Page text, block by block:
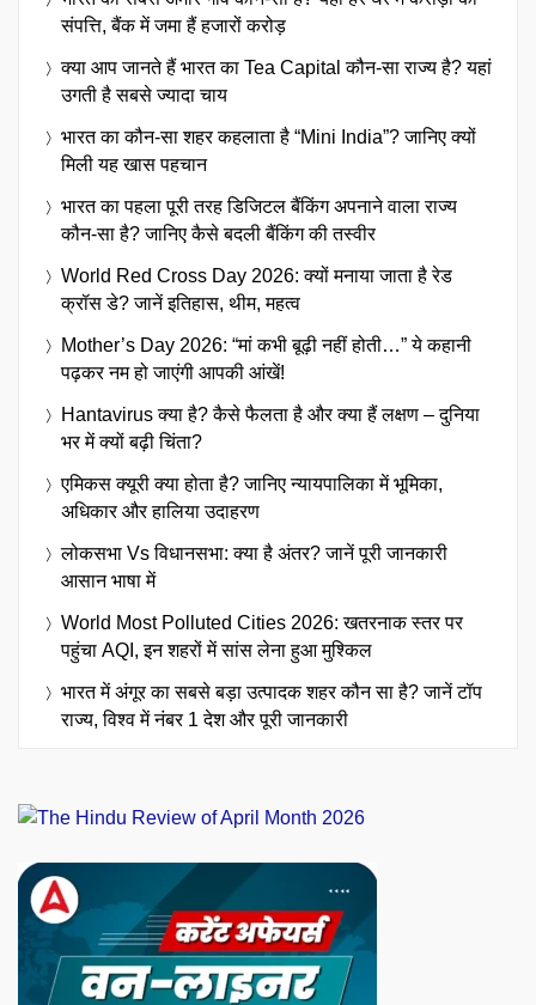
संपत्ति, बैंक में जमा हैं हजारों करोड़
क्या आप जानते हैं भारत का Tea Capital कौन-सा राज्य है? यहां
उगती है सबसे ज्यादा चाय
भारत का कौन-सा शहर कहलाता है “Mini India”? जानिए क्यों
मिली यह खास पहचान
भारत का पहला पूरी तरह डिजिटल बैंकिंग अपनाने वाला राज्य
कौन-सा है? जानिए कैसे बदली बैंकिंग की तस्वीर
World Red Cross Day 2026: क्यों मनाया जाता है रेड
क्रॉस डे? जानें इतिहास, थीम, महत्व
Mother’s Day 2026: “मां कभी बूढ़ी नहीं होती…” ये कहानी
पढ़कर नम हो जाएंगी आपकी आंखें!
Hantavirus क्या है? कैसे फैलता है और क्या हैं लक्षण – दुनिया
भर में क्यों बढ़ी चिंता?
एमिकस क्यूरी क्या होता है? जानिए न्यायपालिका में भूमिका,
अधिकार और हालिया उदाहरण
लोकसभा Vs विधानसभा: क्या है अंतर? जानें पूरी जानकारी
आसान भाषा में
World Most Polluted Cities 2026: खतरनाक स्तर पर
पहुंचा AQI, इन शहरों में सांस लेना हुआ मुश्किल
भारत में अंगूर का सबसे बड़ा उत्पादक शहर कौन सा है? जानें टॉप
राज्य, विश्व में नंबर 1 देश और पूरी जानकारी